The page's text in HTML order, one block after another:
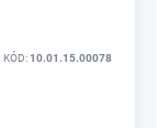
KÓD:10.01.15.00078